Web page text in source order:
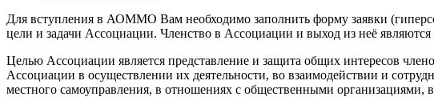
Для вступления в АОММО Вам необходимо заполнить форму заявки
цели и задачи Ассоциации. Членство в Ассоциации и выход из неё
Целью Ассоциации является представление и защита общих интересов
Ассоциации в осуществлении их деятельности, во взаимодействии и
местного самоуправления, в отношениях с общественными